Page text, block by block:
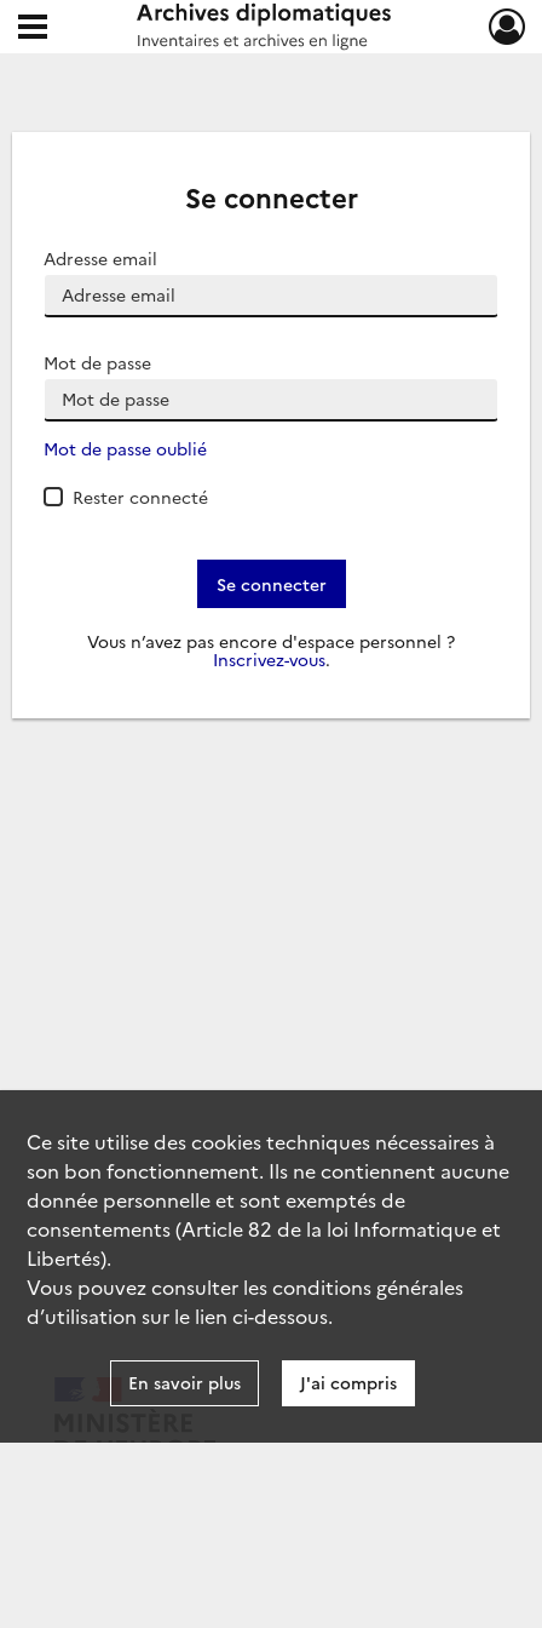
Archives diplomatiques
Ouvrir le menu déroulant
Se connecter
Adresse email
Mot de passe
Mot de passe oublié
Rester connecté
Se connecter
Vous n’avez pas encore d'espace personnel ?
Inscrivez-vous.
Ce site utilise descookiestechniques nécessaires à
son bon fonctionnement. Ils ne contiennent aucune
donnée personnelle et sont exemptés de
consentements (Article 82 de la loi Informatique et
Libertés).
Vous pouvez consulter les conditions générales
d’utilisation sur le lien ci-dessous.
En savoir plus J'ai compris